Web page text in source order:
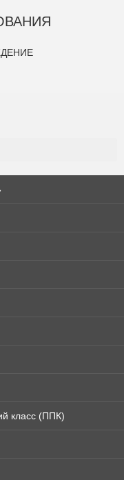
класс (ППК)